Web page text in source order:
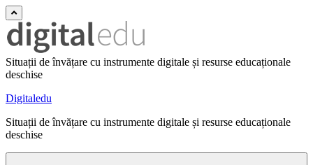
Situații de învățare cu instrumente digitale și resurse educaționale
deschise
Digitaledu
Situații de învățare cu instrumente digitale și resurse educaționale
deschise